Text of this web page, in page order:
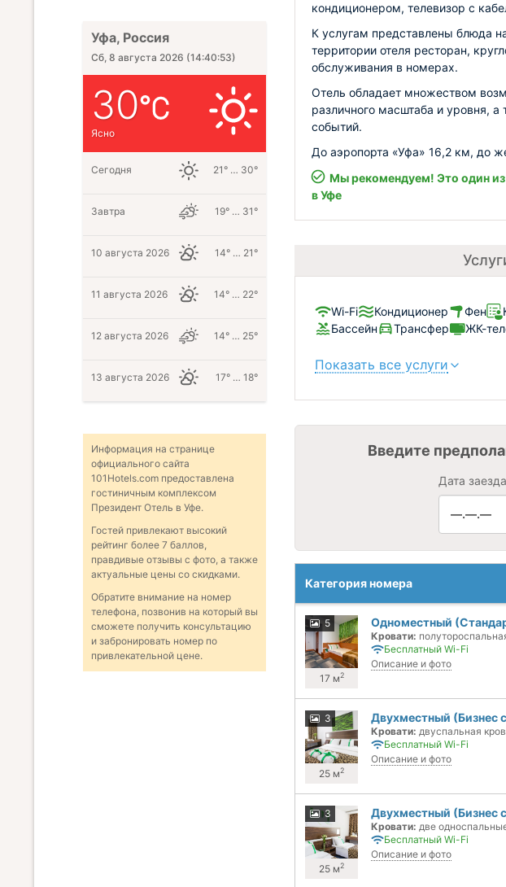
кондиционером, телевизор с
К услугам представлены блюда
территории отеля ресторан,
обслуживания в номерах.
Отель обладает множеством
различного масштаба и уровня,
событий.
До аэропорта «Уфа» 16,2 км, до
Мы рекомендуем! Это один из
в Уфе
Wi-Fi Кондиционер Фен
Бассейн
Трансфер ЖК-
Показать все услуги
Введите
Дата заезда
—.—.—
Категория номера
5
17 м2
Одноместный
Кровати:
Бесплатный Wi-Fi
Описание и фото
3
25 м2
Двухместный (Бизнес
Кровати: двуспальная
Бесплатный Wi-Fi
Описание и фото
3
25 м2
Двухместный (Бизнес
Кровати: две
Бесплатный Wi-Fi
Описание и фото
Уфа, Россия
Сб, 8 августа 2026 (14:40:54)
30
Ясно
Сегодня 21° … 30°
Завтра 19° … 31°
10 августа 2026 14° … 21°
11 августа 2026 14° … 22°
12 августа 2026 14° … 25°
13 августа 2026 17° … 18°
Информация на странице
официального сайта
101Hotels.com предоставлена
гостиничным комплексом
Президент Отель в Уфе.
Гостей привлекают высокий
рейтинг более 7 баллов,
правдивые отзывы с фото, а также
актуальные цены со скидками.
Обратите внимание на номер
телефона, позвонив на который вы
сможете получить консультацию
и забронировать номер по
привлекательной цене.